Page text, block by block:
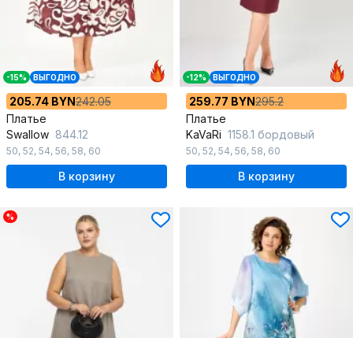
-15% ВЫГОДНО
205.74 BYN242.05
Платье
Swallow 844.12
50, 52, 54, 56, 58, 60
В корзину
-12% ВЫГОДНО
259.77 BYN295.2
Платье
KaVaRi 1158.1 бордовый
50, 52, 54, 56, 58, 60
В корзину
%